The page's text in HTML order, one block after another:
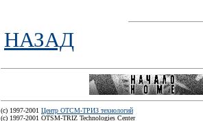
НАЗАД
(c) 1997-2001 Центр ОТСМ-ТРИЗ технологий
(с) 1997-2001 OTSM-TRIZ Technologies Center